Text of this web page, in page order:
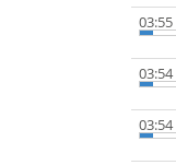
03:55
03:54
03:54